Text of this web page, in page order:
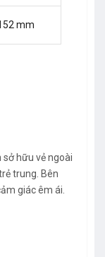
mm
sở hữu vẻ ngoài
trung. Bên
giác êm ái.